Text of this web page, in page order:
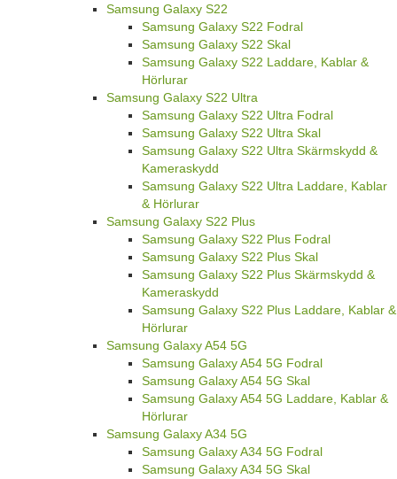
Samsung Galaxy S22
Samsung Galaxy S22 Fodral
Samsung Galaxy S22 Skal
Samsung Galaxy S22 Laddare, Kablar &
Hörlurar
Samsung Galaxy S22 Ultra
Samsung Galaxy S22 Ultra Fodral
Samsung Galaxy S22 Ultra Skal
Samsung Galaxy S22 Ultra Skärmskydd &
Kameraskydd
Samsung Galaxy S22 Ultra Laddare, Kablar
& Hörlurar
Samsung Galaxy S22 Plus
Samsung Galaxy S22 Plus Fodral
Samsung Galaxy S22 Plus Skal
Samsung Galaxy S22 Plus Skärmskydd &
Kameraskydd
Samsung Galaxy S22 Plus Laddare, Kablar &
Hörlurar
Samsung Galaxy A54 5G
Samsung Galaxy A54 5G Fodral
Samsung Galaxy A54 5G Skal
Samsung Galaxy A54 5G Laddare, Kablar &
Hörlurar
Samsung Galaxy A34 5G
Samsung Galaxy A34 5G Fodral
Samsung Galaxy A34 5G Skal